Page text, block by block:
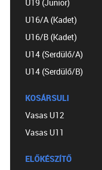
U19 (Junior)
U16/A (Kadet)
U16/B (Kadet)
U14 (Serdülő/A)
U14 (Serdülő/B)
KOSÁRSULI
Vasas U12
Vasas U11
ELŐKÉSZÍTŐ